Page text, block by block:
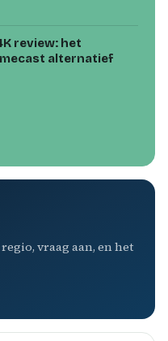
review: het
alternatief
vraag aan, en het